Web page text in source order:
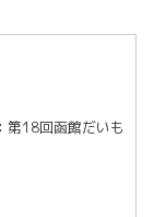
第18回函館だいも